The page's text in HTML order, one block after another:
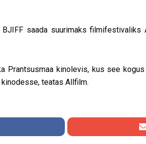
saada suurimaks filmifestivaliks
Prantsusmaa kinolevis, kus see
kinodesse, teatas Allfilm.